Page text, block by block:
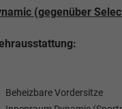
(gegenüber
Beheizbare Vordersitze